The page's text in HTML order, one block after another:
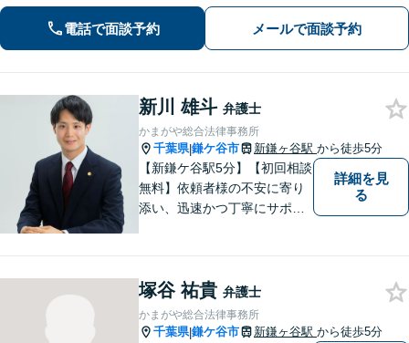
養育費まで幅広く対応。明るい未来へ
向けた新たな一歩を、弁護士が丁寧に
サポートします。お気軽にご相談くだ
電話で面談予約 メールで面談予約
新川 雄斗 弁護士
かまがや総合法律事務所
千葉県|鎌ケ谷市 新鎌ヶ谷駅 から徒歩5分
【新鎌ケ谷駅5分】【初回相談
無料】依頼者様の不安に寄り
添い、迅速かつ丁寧にサポー
ます！お困りごとがございま
したら、どうぞお気軽にご相
談ください。
詳細を見
る
塚谷 祐貴 弁護士
かまがや総合法律事務所
千葉県|鎌ケ谷市 新鎌ヶ谷駅 から徒歩5分